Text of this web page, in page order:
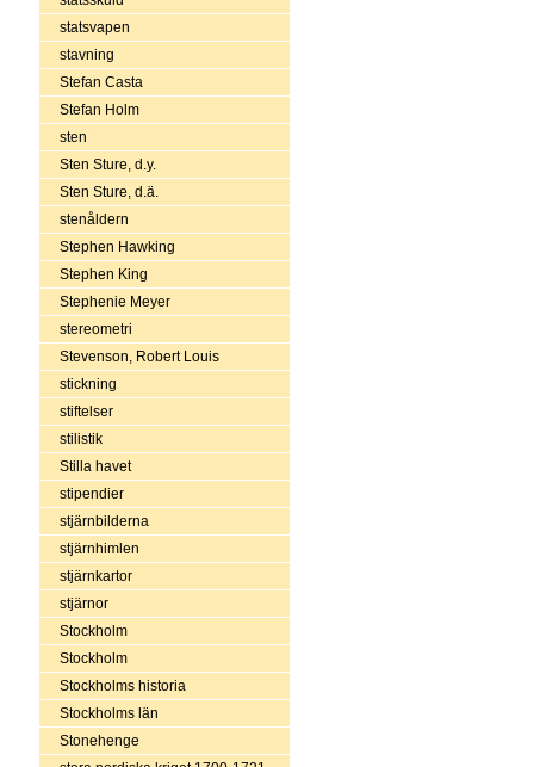
statsvapen
stavning
Stefan Casta
Stefan Holm
sten
Sten Sture, d.y.
Sten Sture, d.ä.
stenåldern
Stephen Hawking
Stephen King
Stephenie Meyer
stereometri
Stevenson, Robert Louis
stickning
stiftelser
stilistik
Stilla havet
stipendier
stjärnbilderna
stjärnhimlen
stjärnkartor
stjärnor
Stockholm
Stockholm
Stockholms historia
Stockholms län
Stonehenge